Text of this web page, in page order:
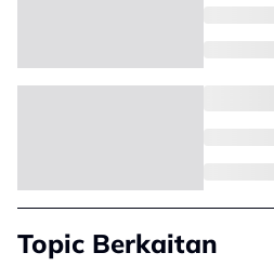
Topic Berkaitan